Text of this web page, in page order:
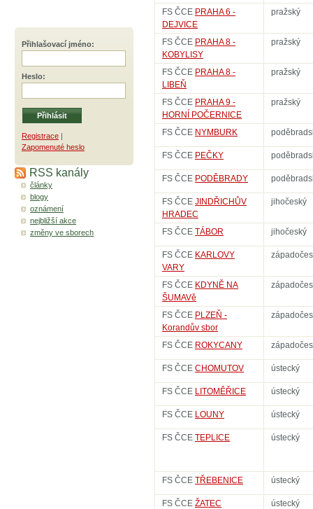
Přihlašovací jméno:
Heslo:
Registrace |
Zapomenuté heslo
RSS kanály
články
blogy
oznámení
nejbližší akce
změny ve sborech
FS ČCE PRAHA 6 -
DEJVICE
pražský
FS ČCE PRAHA 8 -
KOBYLISY
pražský
FS ČCE PRAHA 8 -
LIBEŇ
pražský
FS ČCE PRAHA 9 -
HORNÍ POČERNICE
pražský
FS ČCE NYMBURK
FS ČCE PEČKY
FS ČCE PODĚBRADY
FS ČCE JINDŘICHŮV
HRADEC
jihočeský
FS ČCE TÁBOR jihočeský
FS ČCE KARLOVY
VARY
FS ČCE KDYNĚ NA
ŠUMAVě
FS ČCE PLZEŇ -
Korandův sbor
FS ČCE ROKYCANY
FS ČCE CHOMUTOV ústecký
FS ČCE LITOMĚŘICE ústecký
FS ČCE LOUNY ústecký
FS ČCE TEPLICE ústecký
FS ČCE TŘEBENICE ústecký
FS ČCE ŽATEC ústecký